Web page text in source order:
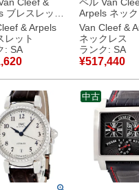
ブレスレット
テージアルハ
5モチーフ パ
ワイト×イエロ
ルド 白 750
シェル
【保証
中古】新品同
& Arpels
レット
: SA
Arpels ネック
ィンテージ ア
ブラ グリーン
ローゴールド
18K 緑 マラカ
理証明書】
新品同様品
Van Cleef &
ネックレス
ランク: SA
¥517,440
中古